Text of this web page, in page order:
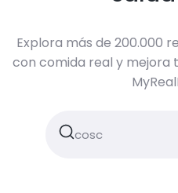
Explora más de 200.000
con comida real y mejora